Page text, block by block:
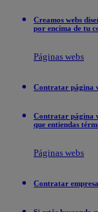
Creamos webs
por encima de tu
Páginas webs
Contratar página
Contratar página
que entiendas
Páginas webs
Contratar